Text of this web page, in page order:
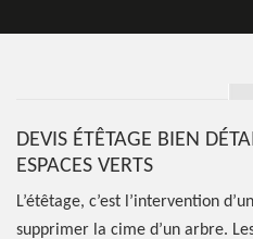
DEVIS ÉTÊTAGE BIEN
ESPACES VERTS
L’étêtage, c’est l’intervention
supprimer la cime d’un arbre.